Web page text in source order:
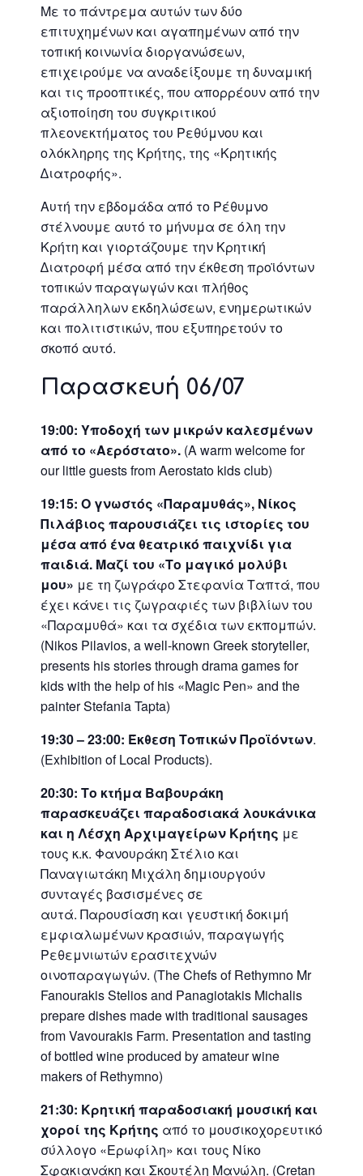
Με το πάντρεμα αυτών των δύο
επιτυχημένων και αγαπημένων από την
τοπική κοινωνία διοργανώσεων,
επιχειρούμε να αναδείξουμε τη δυναμική
και τις προοπτικές, που απορρέουν από την
αξιοποίηση του συγκριτικού
πλεονεκτήματος του Ρεθύμνου και
ολόκληρης της Κρήτης, της «Κρητικής
∆ιατροφής».
Αυτή την εβδομάδα από το Ρέθυμνο
στέλνουμε αυτό το μήνυμα σε όλη την
Κρήτη και γιορτάζουμε την Κρητική
∆ιατροφή μέσα από την έκθεση προϊόντων
τοπικών παραγωγών και πλήθος
παράλληλων εκδηλώσεων, ενημερωτικών
και πολιτιστικών, που εξυπηρετούν το
σκοπό αυτό.
Παρασκευή 06/07
19:00: Υποδοχή των μικρών καλεσμένων
από το «Αερόστατο». (A warm welcome for
our little guests from Aerostato kids club)
19:15: Ο γνωστός «Παραμυθάς», Νίκος
Πιλάβιος παρουσιάζει τις ιστορίες του
μέσα από ένα θεατρικό παιχνίδι για
παιδιά. Μαζί του «Το μαγικό μολύβι
μου» με τη ζωγράφο Στεφανία Ταπτά, που
έχει κάνει τις ζωγραφιές των βιβλίων του
«Παραμυθά» και τα σχέδια των εκπομπών.
(Nikos Pilavios, a well-known Greek storyteller,
presents his stories through drama games for
kids with the help of his «Magic Pen» and the
painter Stefania Tapta)
19:30 – 23:00: Έκθεση Τοπικών Προϊόντων.
(Exhibition of Local Products).
20:30: Το κτήμα Βαβουράκη
παρασκευάζει παραδοσιακά λουκάνικα
και η Λέσχη Αρχιμαγείρων Κρήτης με
τους κ.κ. Φανουράκη Στέλιο και
Παναγιωτάκη Μιχάλη δημιουργούν
συνταγές βασισμένες σε
αυτά. Παρουσίαση και γευστική δοκιμή
εμφιαλωμένων κρασιών, παραγωγής
Ρεθεμνιωτών ερασιτεχνών
οινοπαραγωγών. (The Chefs of Rethymno Mr
Fanourakis Stelios and Panagiotakis Michalis
prepare dishes made with traditional sausages
from Vavourakis Farm. Presentation and tasting
of bottled wine produced by amateur wine
makers of Rethymno)
21:30: Κρητική παραδοσιακή μουσική και
χοροί της Κρήτης από το μουσικοχορευτικό
σύλλογο «Ερωφίλη» και τους Νίκο
Σφακιανάκη και Σκουτέλη Μανώλη. (Cretan